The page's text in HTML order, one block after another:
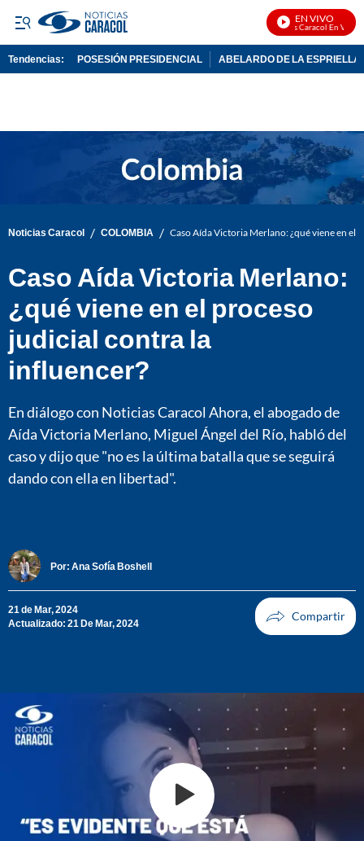
EN VIVO
Noticias Caracol En Vivo
Tendencias: POSESIÓN PRESIDENCIAL ABELARDO DE LA ESPRIELLA
Noticias Caracol / COLOMBIA / Caso Aída Victoria Merlano: ¿qué viene en el
Caso Aída Victoria Merlano:
¿qué viene en el proceso
judicial contra la
influencer?
En diálogo con Noticias Caracol Ahora, el abogado de
Aída Victoria Merlano, Miguel Ángel del Río, habló del
caso y dijo que "no es la última batalla que se seguirá
dando con ella en libertad".
Por: Ana Sofía Boshell
21 de Mar, 2024
Actualizado: 21 De Mar, 2024